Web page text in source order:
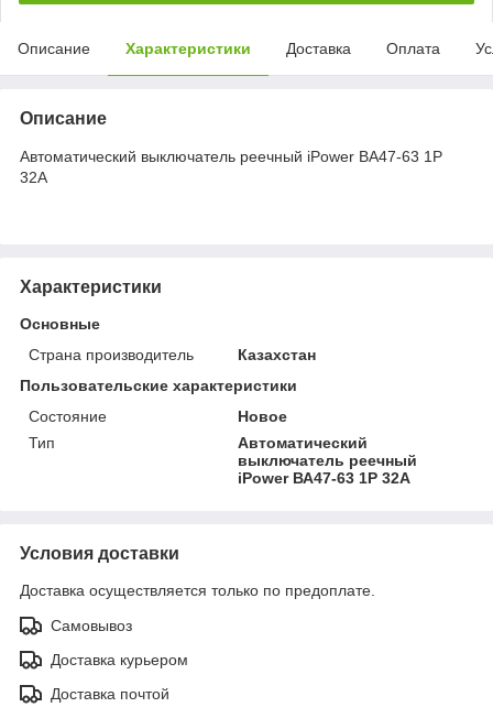
Описание Характеристики Доставка Оплата
Описание
Автоматический выключатель реечный iPower ВА47-63 1Р
32А
Характеристики
Основные
Страна производитель
Казахстан
Пользовательские характеристики
Состояние
Новое
Тип
Автоматический
выключатель реечный
iPower ВА47-63 1Р 32А
Условия доставки
Доставка осуществляется только по предоплате.
Самовывоз
Доставка курьером
Доставка почтой